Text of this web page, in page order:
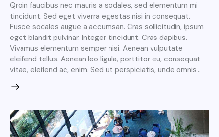
Qroin faucibus nec mauris a sodales, sed elementum mi
tincidunt. Sed eget viverra egestas nisi in consequat.
Fusce sodales augue a accumsan. Cras sollicitudin, ipsum
eget blandit pulvinar. Integer tincidunt. Cras dapibus.
Vivamus elementum semper nisi. Aenean vulputate
eleifend tellus. Aenean leo ligula, porttitor eu, consequat
vitae, eleifend ac, enim. Sed ut perspiciatis, unde omnis…